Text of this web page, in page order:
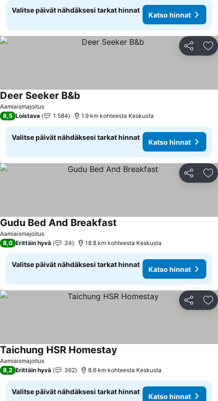
Valitse päivät nähdäksesi tarkat hinnat
Katso hinnat
Jaa
Aamiaismajoitus
Deer Seeker B&b
8,5 Loistava 1 584 1.9 km kohteesta Keskusta
Valitse päivät nähdäksesi tarkat hinnat
Katso hinnat
Jaa
Aamiaismajoitus
Gudu Bed And Breakfast
8,0 Erittäin hyvä 34 18.8 km kohteesta Keskusta
Valitse päivät nähdäksesi tarkat hinnat
Katso hinnat
Jaa
Aamiaismajoitus
Taichung HSR Homestay
8,2 Erittäin hyvä 362 8.6 km kohteesta Keskusta
Valitse päivät nähdäksesi tarkat hinnat
Katso hinnat